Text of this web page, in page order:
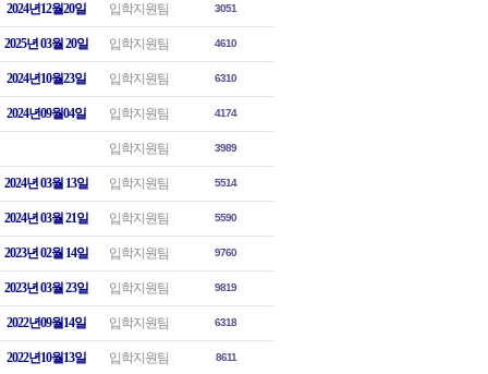
2024년12월20일 입학지원팀 3051
2025년 03월 20일 입학지원팀 4610
2024년10월23일 입학지원팀 6310
2024년09월04일 입학지원팀 4174
입학지원팀 3989
2024년 03월 13일 입학지원팀 5514
2024년 03월 21일 입학지원팀 5590
2023년 02월 14일 입학지원팀 9760
2023년 03월 23일 입학지원팀 9819
2022년09월14일 입학지원팀 6318
2022년10월13일 입학지원팀 8611